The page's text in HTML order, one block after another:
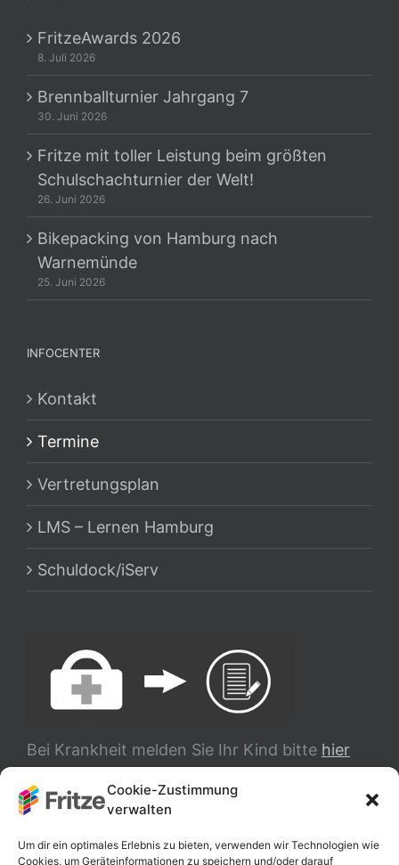
Cookie-Zustimmung
verwalten
Um dir ein optimales Erlebnis zu bieten, verwenden wir Technologien wie
Cookies, um Geräteinformationen zu speichern und/oder darauf
FritzeAwards 2026
8. Juli 2026
Brennballturnier Jahrgang 7
30. Juni 2026
Fritze mit toller Leistung beim größten
Schulschachturnier der Welt!
26. Juni 2026
Bikepacking von Hamburg nach
Warnemünde
25. Juni 2026
INFOCENTER
Kontakt
Termine
Vertretungsplan
LMS – Lernen Hamburg
Schuldock/iServ
Bei Krankheit melden Sie Ihr Kind bitte hier
TRANSLATE